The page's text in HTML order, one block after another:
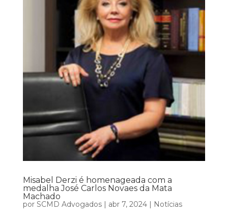
Misabel Derzi é homenageada com a
medalha José Carlos Novaes da Mata
Machado
por SCMD Advogados| abr 7, 2024| Notícias